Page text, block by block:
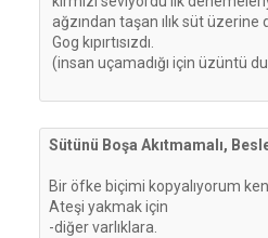
Sütünü Boşa Akıtmamalı,
Bir öfke biçimi kopyalıyorum
Ateşi yakmak için
-diğer varlıklara.